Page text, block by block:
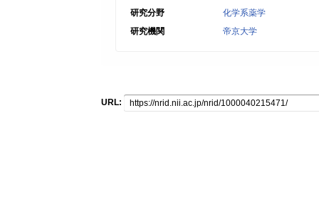
研究分野
化学系薬学
研究機関
帝京大学
URL: